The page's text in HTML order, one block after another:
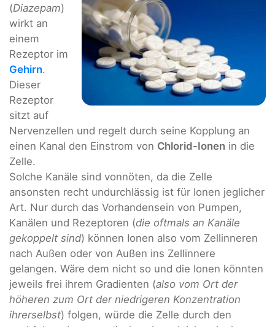
(Diazepam)
wirkt an
einem
Rezeptor im
Gehirn.
Dieser
Rezeptor
sitzt auf
Nervenzellen und regelt durch seine Kopplung an
einen Kanal den Einstrom von Chlorid-Ionen in die
Zelle.
Solche Kanäle sind vonnöten, da die Zelle
ansonsten recht undurchlässig ist für Ionen jeglicher
Art. Nur durch das Vorhandensein von Pumpen,
Kanälen und Rezeptoren (die oftmals an Kanäle
gekoppelt sind) können Ionen also vom Zellinneren
nach Außen oder von Außen ins Zellinnere
gelangen. Wäre dem nicht so und die Ionen könnten
jeweils frei ihrem Gradienten (also vom Ort der
höheren zum Ort der niedrigeren Konzentration
ihrerselbst) folgen, würde die Zelle durch den